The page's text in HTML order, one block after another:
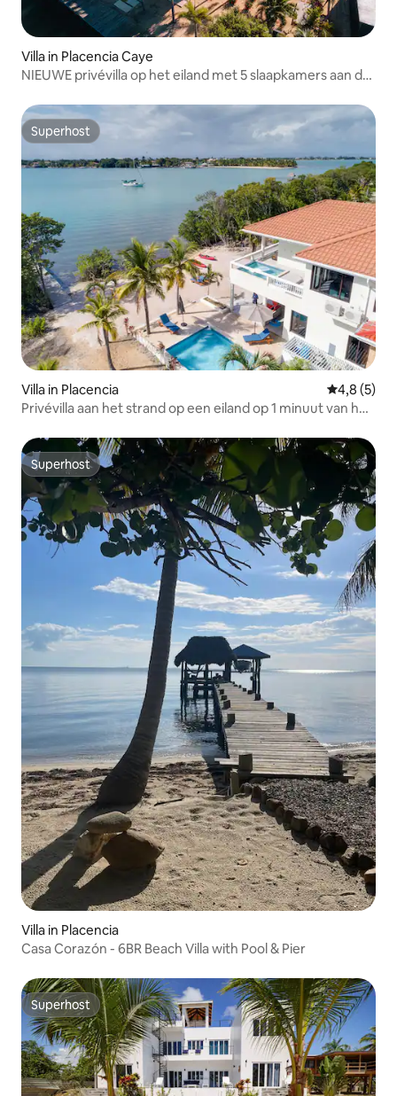
Villa in Placencia Caye
NIEUWE privévilla op het eiland met 5 slaapkamers aan de
Superhost
Superhost
Villa in Placencia
4,8 (5)
Privévilla aan het strand op een eiland op 1 minuut van het
Superhost
Superhost
Villa in Placencia
Casa Corazón - 6BR Beach Villa with Pool & Pier
Superhost
Superhost